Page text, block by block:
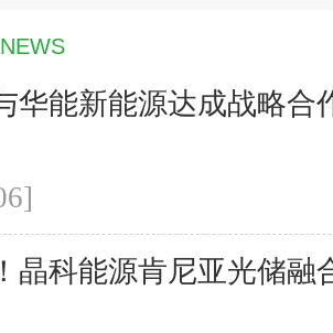
华能新能源达成战略合
晶科能源肯尼亚光储融